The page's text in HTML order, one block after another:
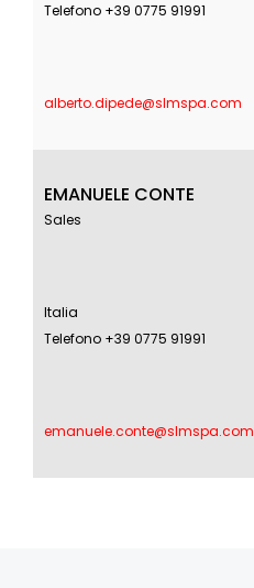
Telefono +39 0775 91991
alberto.dipede@slmspa.com
EMANUELE CONTE
Sales
Italia
Telefono +39 0775 91991
emanuele.conte@slmspa.com